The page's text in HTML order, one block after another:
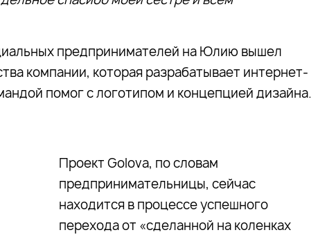
предпринимателей на Юлию вышел
компании, которая разрабатывает интернет-
помог с логотипом и концепцией дизайна.
Проект Golova, по словам
предпринимательницы, сейчас
находится в процессе успешного
перехода от «сделанной на коленках